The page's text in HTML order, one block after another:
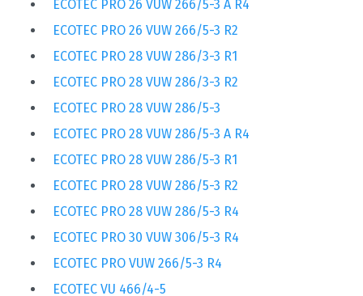
ECOTEC PRO 26 VUW 266/5-3 A R4
ECOTEC PRO 26 VUW 266/5-3 R2
ECOTEC PRO 28 VUW 286/3-3 R1
ECOTEC PRO 28 VUW 286/3-3 R2
ECOTEC PRO 28 VUW 286/5-3
ECOTEC PRO 28 VUW 286/5-3 A R4
ECOTEC PRO 28 VUW 286/5-3 R1
ECOTEC PRO 28 VUW 286/5-3 R2
ECOTEC PRO 28 VUW 286/5-3 R4
ECOTEC PRO 30 VUW 306/5-3 R4
ECOTEC PRO VUW 266/5-3 R4
ECOTEC VU 466/4-5